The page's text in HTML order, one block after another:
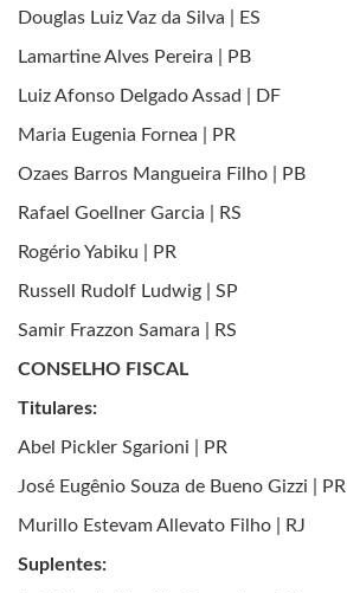
Douglas Luiz Vaz da Silva | ES
Lamartine Alves Pereira | PB
Luiz Afonso Delgado Assad | DF
Maria Eugenia Fornea | PR
Ozaes Barros Mangueira Filho | PB
Rafael Goellner Garcia | RS
Rogério Yabiku | PR
Russell Rudolf Ludwig | SP
Samir Frazzon Samara | RS
CONSELHO FISCAL
Titulares:
Abel Pickler Sgarioni | PR
José Eugênio Souza de Bueno Gizzi | PR
Murillo Estevam Allevato Filho | RJ
Suplentes: